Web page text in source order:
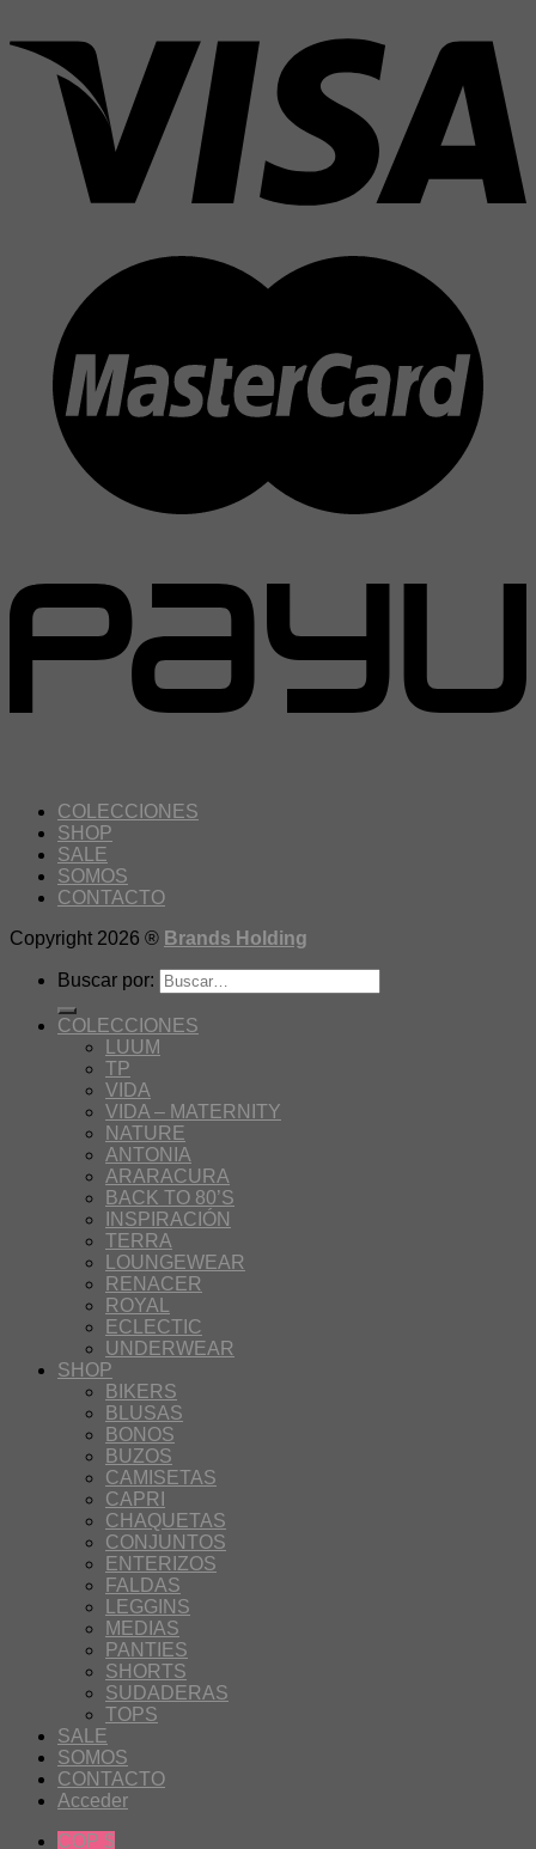
COLECCIONES
SHOP
SALE
SOMOS
CONTACTO
Copyright 2026 ® Brands Holding
Buscar por:
COLECCIONES
LUUM
TP
VIDA
VIDA – MATERNITY
NATURE
ANTONIA
ARARACURA
BACK TO 80’S
INSPIRACIÓN
TERRA
LOUNGEWEAR
RENACER
ROYAL
ECLECTIC
UNDERWEAR
SHOP
BIKERS
BLUSAS
BONOS
BUZOS
CAMISETAS
CAPRI
CHAQUETAS
CONJUNTOS
ENTERIZOS
FALDAS
LEGGINS
MEDIAS
PANTIES
SHORTS
SUDADERAS
TOPS
SALE
SOMOS
CONTACTO
Acceder
COP $